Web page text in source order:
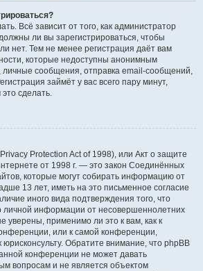
Всё зависит от того, как администратор
ли вы зарегистрироваться, чтобы
нет. Тем не менее регистрация даёт вам
которые недоступны анонимным
личные сообщения, отправка email-сообщений,
займёт у вас всего пару минут,
сделать.
Protection Act of 1998), или Акт о защите
от 1998 г. — это закон Соединённых
которые могут собирать информацию от
13 лет, иметь на это письменное согласие
иного вида подтверждения того, что
информации от несовершеннолетних
уверены, применимо ли это к вам, как к
или к самой конференции,
Обратите внимание, что phpBB
конференции не может давать
вопросам и не является объектом